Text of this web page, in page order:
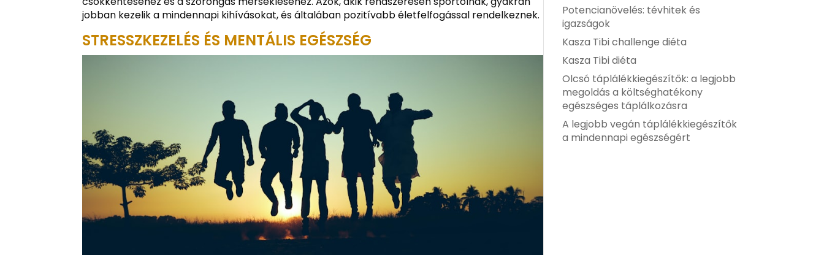
jobban kezelik a mindennapi kihívásokat, és általában pozitívabb életfelfogással rendelkeznek.
STRESSZKEZELÉS ÉS MENTÁLIS EGÉSZSÉG
Potencianövelés: tévhitek és
igazságok
Kasza Tibi challenge diéta
Kasza Tibi diéta
Olcsó táplálékkiegészítők: a legjobb
megoldás a költséghatékony
egészséges táplálkozásra
A legjobb vegán táplálékkiegészítők
a mindennapi egészségért